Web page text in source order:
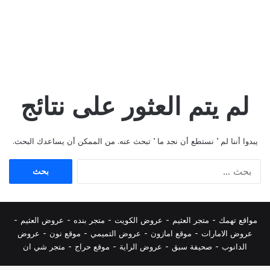
لم يتم العثور على نتائج
يبدوا أننا لم ’ نستطع أن نجد ما ’ تبحث عنه. من الممكن أن يساعدك البحث.
مواقع تهمك - متجر العثيم - عروض الكويت - متجر بنده - عروض العثيم -
عروض الامارات - موقع امازون - عروض التميمي - موقع نون - عروض
الدانوب - صحيفة سبق - عروض الراية - موقع حراج - متجر شي ان